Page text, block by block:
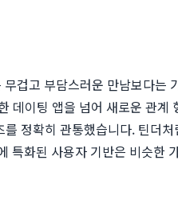
겁고 부담스러운 만남보다는
데이팅 앱을 넘어 새로운 관계
를 정확히 관통했습니다. 틴더
특화된 사용자 기반은 비슷한